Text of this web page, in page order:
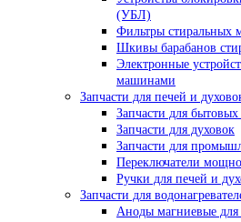
(УБЛ)
Фильтры стиральных
Шкивы барабанов
Электронные
машинами
Запчасти для печей и
Запчасти для
Запчасти для духовок
Запчасти для
Переключатели
Ручки для печей и
Запчасти для
Аноды магниевые для